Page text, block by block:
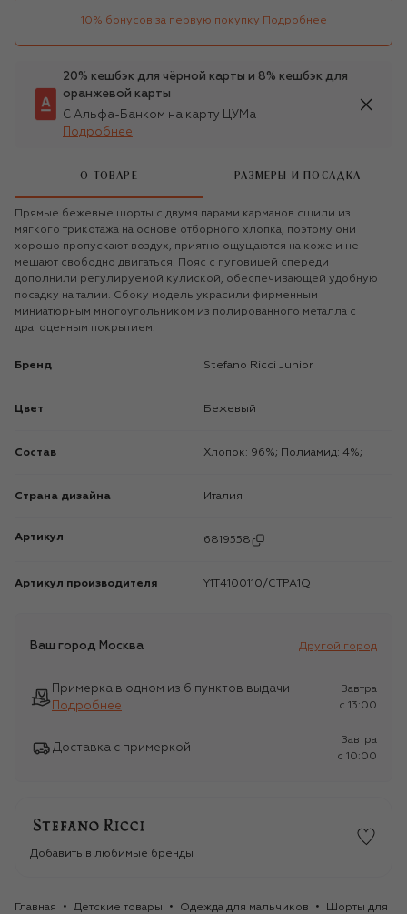
10% бонусов за первую покупку Подробнее
20% кешбэк для чёрной карты и 8% кешбэк для
оранжевой карты
С Альфа-Банком на карту ЦУМа
Подробнее
О ТОВАРЕ РАЗМЕРЫ И ПОСАДКА
Прямые бежевые шорты с двумя парами карманов сшили из
мягкого трикотажа на основе отборного хлопка, поэтому они
хорошо пропускают воздух, приятно ощущаются на коже и не
мешают свободно двигаться. Пояс с пуговицей спереди
дополнили регулируемой кулиской, обеспечивающей удобную
посадку на талии. Сбоку модель украсили фирменным
миниатюрным многоугольником из полированного металла с
драгоценным покрытием.
Бренд Stefano Ricci Junior
Цвет Бежевый
Состав Хлопок: 96%; Полиамид: 4%;
Страна дизайна Италия
Артикул 6819558
Артикул производителя Y1T4100110/CTPA1Q
Ваш город Москва Другой город
Примерка в одном из 6 пунктов выдачи
Подробнее
Завтра
c 13:00
Доставка с примеркой
Завтра
c 10:00
Добавить в любимые бренды
Главная Детские товары Одежда для мальчиков Шорты для